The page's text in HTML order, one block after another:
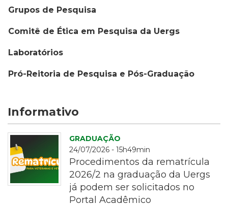
Grupos de Pesquisa
Comitê de Ética em Pesquisa da Uergs
Laboratórios
Pró-Reitoria de Pesquisa e Pós-Graduação
Informativo
GRADUAÇÃO
24/07/2026 - 15h49min
Procedimentos da rematrícula
2026/2 na graduação da Uergs
já podem ser solicitados no
Portal Acadêmico